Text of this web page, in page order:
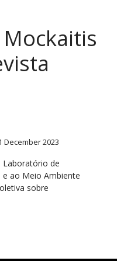
December 2023
Laboratório de
ao Meio Ambiente
sobre